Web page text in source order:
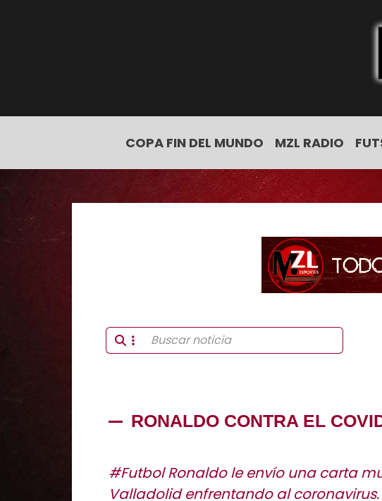
COPA FIN DEL MUNDO MZL RADIO
RONALDO CONTRA EL
#Futbol Ronaldo le envío una carta
Valladolid enfrentando al coronavirus.